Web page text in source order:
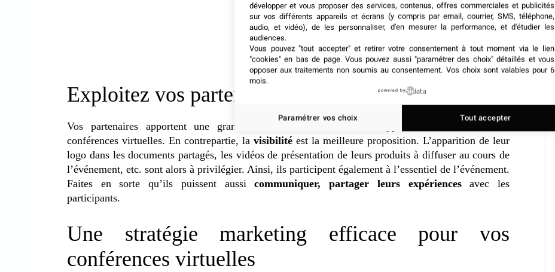
Exploitez vos partenariats
Vos partenaires apportent une grande contribution dans le développement financier de vos
conférences virtuelles. En contrepartie, la visibilité est la meilleure proposition. L’apparition de leur
logo dans les documents partagés, les vidéos de présentation de leurs produits à diffuser au cours de
l’événement, etc. sont alors à privilégier. Ainsi, ils participent également à l’essentiel de l’événement.
Faites en sorte qu’ils puissent aussicommuniquer, partager leurs expériencesavec les
participants.
Une stratégie marketing efficace pour vos
conférences virtuelles
développer et vous proposer des services, contenus, offres commerciales et publicités
sur vos différents appareils et écrans (y compris par email, courrier, SMS, téléphone,
audio, et vidéo), de les personnaliser, d'en mesurer la performance, et d'étudier les
audiences.
Vous pouvez "tout accepter" et retirer votre consentement à tout moment via le lien
"cookies" en bas de page. Vous pouvez aussi "paramétrer des choix" détaillés et vous
opposer aux traitements non soumis au consentement. Vos choix sont valables pour 6
mois.
powered by
Paramétrer vos choix Tout accepter